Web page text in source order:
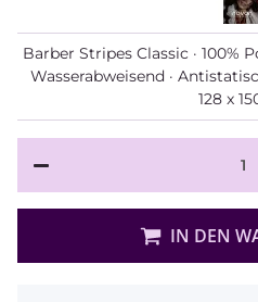
Barber Stripes Classic · 100%
Wasserabweisend ·
128 x
IN DEN